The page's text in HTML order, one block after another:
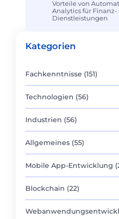
Vorteile von
Analytics für Finanz­
Dienstleistungen
Kategorien
Fachkenntnisse (151)
Technologien (56)
Industrien (56)
Allgemeines (55)
Mobile App-Entwicklung
Blockchain (22)